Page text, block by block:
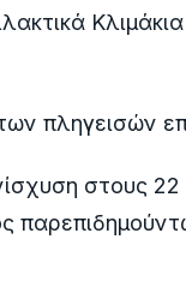
πληγεισών
στους